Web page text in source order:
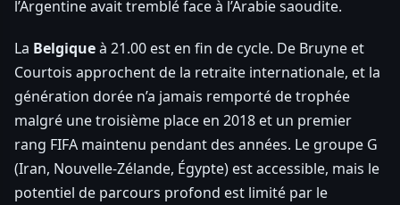
l’Argentine avait tremblé face à l’Arabie saoudite.
La Belgiqueà 21.00 est en fin de cycle. De Bruyne et
Courtois approchent de la retraite internationale, et la
génération dorée n’a jamais remporté de trophée
malgré une troisième place en 2018 et un premier
rang FIFA maintenu pendant des années. Le groupe G
(Iran, Nouvelle-Zélande, Égypte) est accessible, mais le
potentiel de parcours profond est limité par le